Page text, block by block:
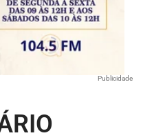
Publicidade